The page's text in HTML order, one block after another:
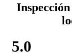
5.0